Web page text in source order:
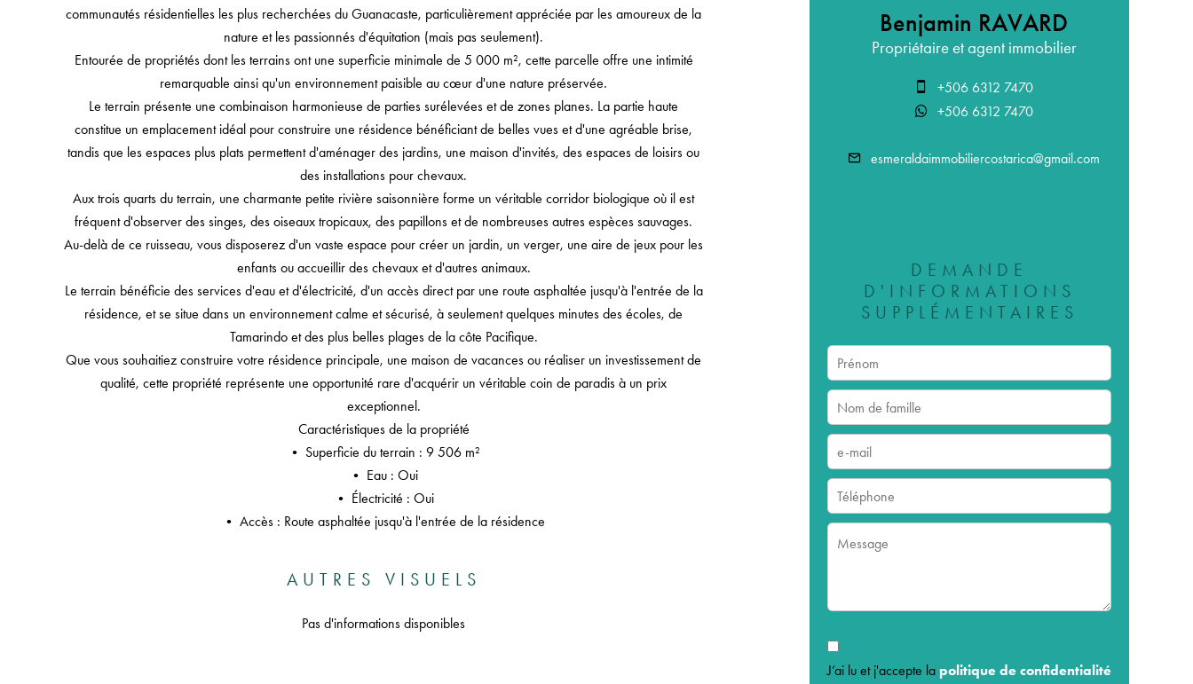
communautés résidentielles les plus recherchées du Guanacaste, particulièrement appréciée par les amoureux de la
nature et les passionnés d'équitation (mais pas seulement).
Entourée de propriétés dont les terrains ont une superficie minimale de 5 000 m², cette parcelle offre une intimité
remarquable ainsi qu'un environnement paisible au cœur d'une nature préservée.
Le terrain présente une combinaison harmonieuse de parties surélevées et de zones planes. La partie haute
constitue un emplacement idéal pour construire une résidence bénéficiant de belles vues et d'une agréable brise,
tandis que les espaces plus plats permettent d'aménager des jardins, une maison d'invités, des espaces de loisirs ou
des installations pour chevaux.
Aux trois quarts du terrain, une charmante petite rivière saisonnière forme un véritable corridor biologique où il est
fréquent d'observer des singes, des oiseaux tropicaux, des papillons et de nombreuses autres espèces sauvages.
Au-delà de ce ruisseau, vous disposerez d'un vaste espace pour créer un jardin, un verger, une aire de jeux pour les
enfants ou accueillir des chevaux et d'autres animaux.
Le terrain bénéficie des services d'eau et d'électricité, d'un accès direct par une route asphaltée jusqu'à l'entrée de la
résidence, et se situe dans un environnement calme et sécurisé, à seulement quelques minutes des écoles, de
Tamarindo et des plus belles plages de la côte Pacifique.
Que vous souhaitiez construire votre résidence principale, une maison de vacances ou réaliser un investissement de
qualité, cette propriété représente une opportunité rare d'acquérir un véritable coin de paradis à un prix
exceptionnel.
Caractéristiques de la propriété
• Superficie du terrain : 9 506 m²
• Eau : Oui
• Électricité : Oui
• Accès : Route asphaltée jusqu'à l'entrée de la résidence
AUTRES VISUELS
Pas d'informations disponibles
Benjamin RAVARD
Propriétaire et agent immobilier
+506 6312 7470
+506 6312 7470
esmeraldaimmobiliercostarica@gmail.com
DEMANDE
D'INFORMATIONS
SUPPLÉMENTAIRES
J’ai lu et j'accepte la politique de confidentialité